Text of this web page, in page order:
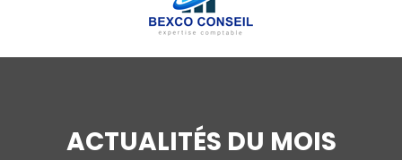
ACTUALITÉS DU MOIS